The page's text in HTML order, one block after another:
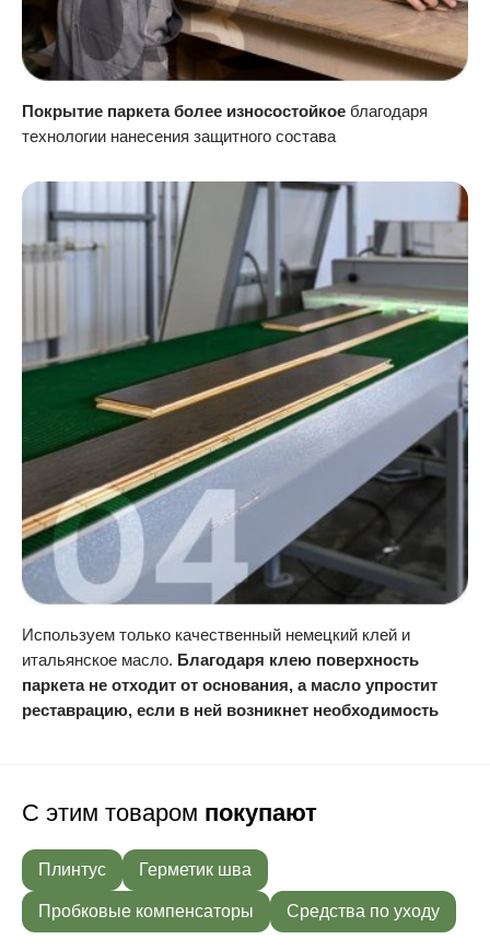
Покрытие паркета более износостойкое благодаря
технологии нанесения защитного состава
Используем только качественный немецкий клей и
итальянское масло. Благодаря клею поверхность
паркета не отходит от основания, а масло упростит
реставрацию, если в ней возникнет необходимость
С этим товаром покупают
Плинтус Герметик шва
Пробковые компенсаторы Средства по уходу